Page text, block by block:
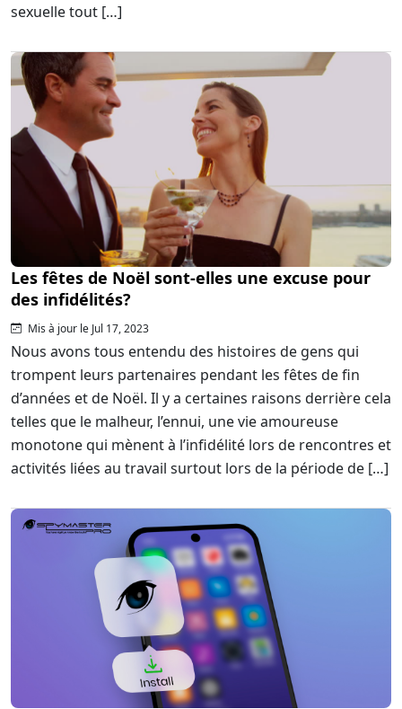
sexuelle tout […]
Les fêtes de Noël sont-elles une excuse pour
des infidélités?
Mis à jour le Jul 17, 2023
Nous avons tous entendu des histoires de gens qui
trompent leurs partenaires pendant les fêtes de fin
d’années et de Noël. Il y a certaines raisons derrière cela
telles que le malheur, l’ennui, une vie amoureuse
monotone qui mènent à l’infidélité lors de rencontres et
activités liées au travail surtout lors de la période de […]